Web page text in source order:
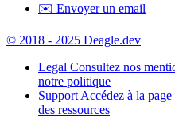
✉️ Envoyer un email
© 2018 - 2025 Deagle.dev
Legal Consultez nos
notre politique
Support Accédez à la
des ressources